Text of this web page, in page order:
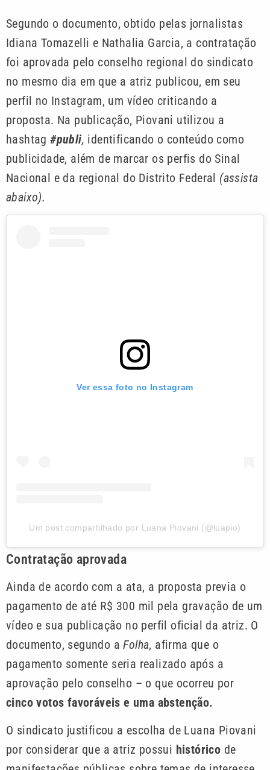
Segundo o documento, obtido pelas jornalistas
Idiana Tomazelli e Nathalia Garcia, a contratação
foi aprovada pelo conselho regional do sindicato
no mesmo dia em que a atriz publicou, em seu
perfil no Instagram, um vídeo criticando a
proposta. Na publicação, Piovani utilizou a
hashtag#publi, identificando o conteúdo como
publicidade, além de marcar os perfis do Sinal
Nacional e da regional do Distrito Federal (assista
abaixo).
Ver essa foto no Instagram
Um post compartilhado por Luana Piovani (@luapio)
Contratação aprovada
Ainda de acordo com a ata, a proposta previa o
pagamento de até R$ 300 mil pela gravação de um
vídeo e sua publicação no perfil oficial da atriz. O
documento, segundo aFolha, afirma que o
pagamento somente seria realizado após a
aprovação pelo conselho – o que ocorreu por
cinco votos favoráveis e uma abstenção.
O sindicato justificou a escolha de Luana Piovani
por considerar que a atriz possui histórico de